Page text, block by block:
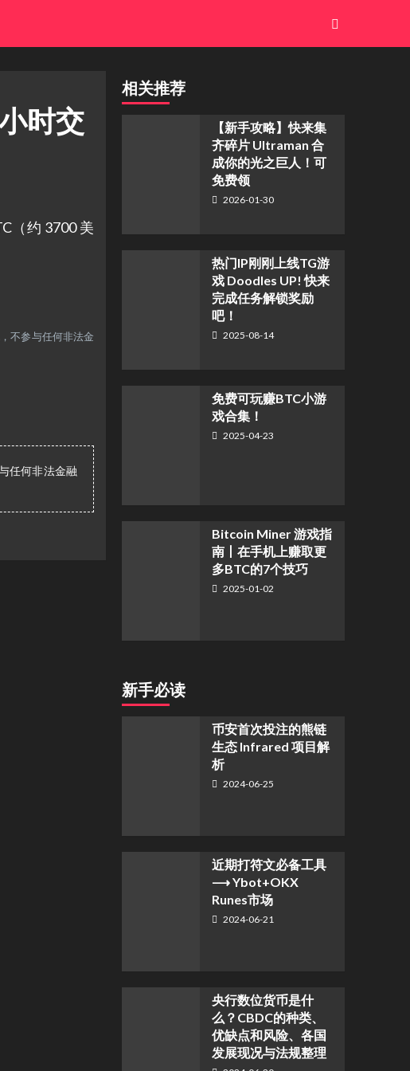
时交
（约 3700 美
不参与任何非法金
任何非法金融
相关推荐
【新手攻略】快来集
齐碎片 Ultraman 合
成你的光之巨人！可
免费领
2026-01-30
热门IP刚刚上线TG游
戏 Doodles UP! 快来
完成任务解锁奖励
吧！
2025-08-14
免费可玩赚BTC小游
戏合集！
2025-04-23
Bitcoin Miner 游戏指
南丨在手机上赚取更
多BTC的7个技巧
2025-01-02
新手必读
币安首次投注的熊链
生态 Infrared 项目解
析
2024-06-25
近期打符文必备工具
⟶ Ybot+OKX
Runes市场
2024-06-21
央行数位货币是什
么？CBDC的种类、
优缺点和风险、各国
发展现况与法规整理